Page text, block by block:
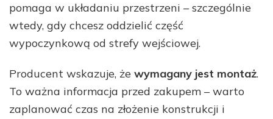
pomaga w układaniu przestrzeni – szczególnie
wtedy, gdy chcesz oddzielić część
wypoczynkową od strefy wejściowej.
Producent wskazuje, że wymagany jest montaż.
To ważna informacja przed zakupem – warto
zaplanować czas na złożenie konstrukcji i